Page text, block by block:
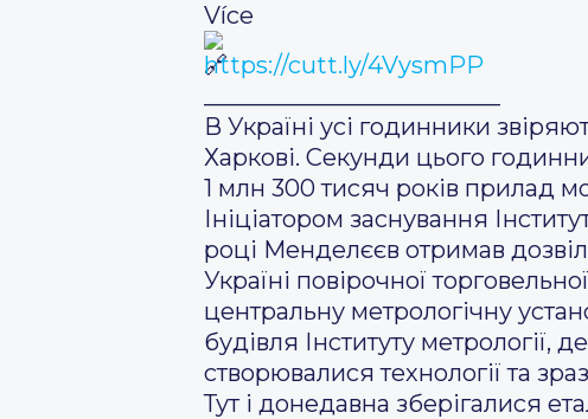
Více
https://cutt.ly/4VysmPP
В Україні усі годинники
Харкові. Секунди цього
1 млн 300 тисяч років прилад
Ініціатором заснування
році Менделєєв отримав
Україні повірочної
центральну метрологічну
будівля Інституту
створювалися технології та
Тут і донедавна зберігалися